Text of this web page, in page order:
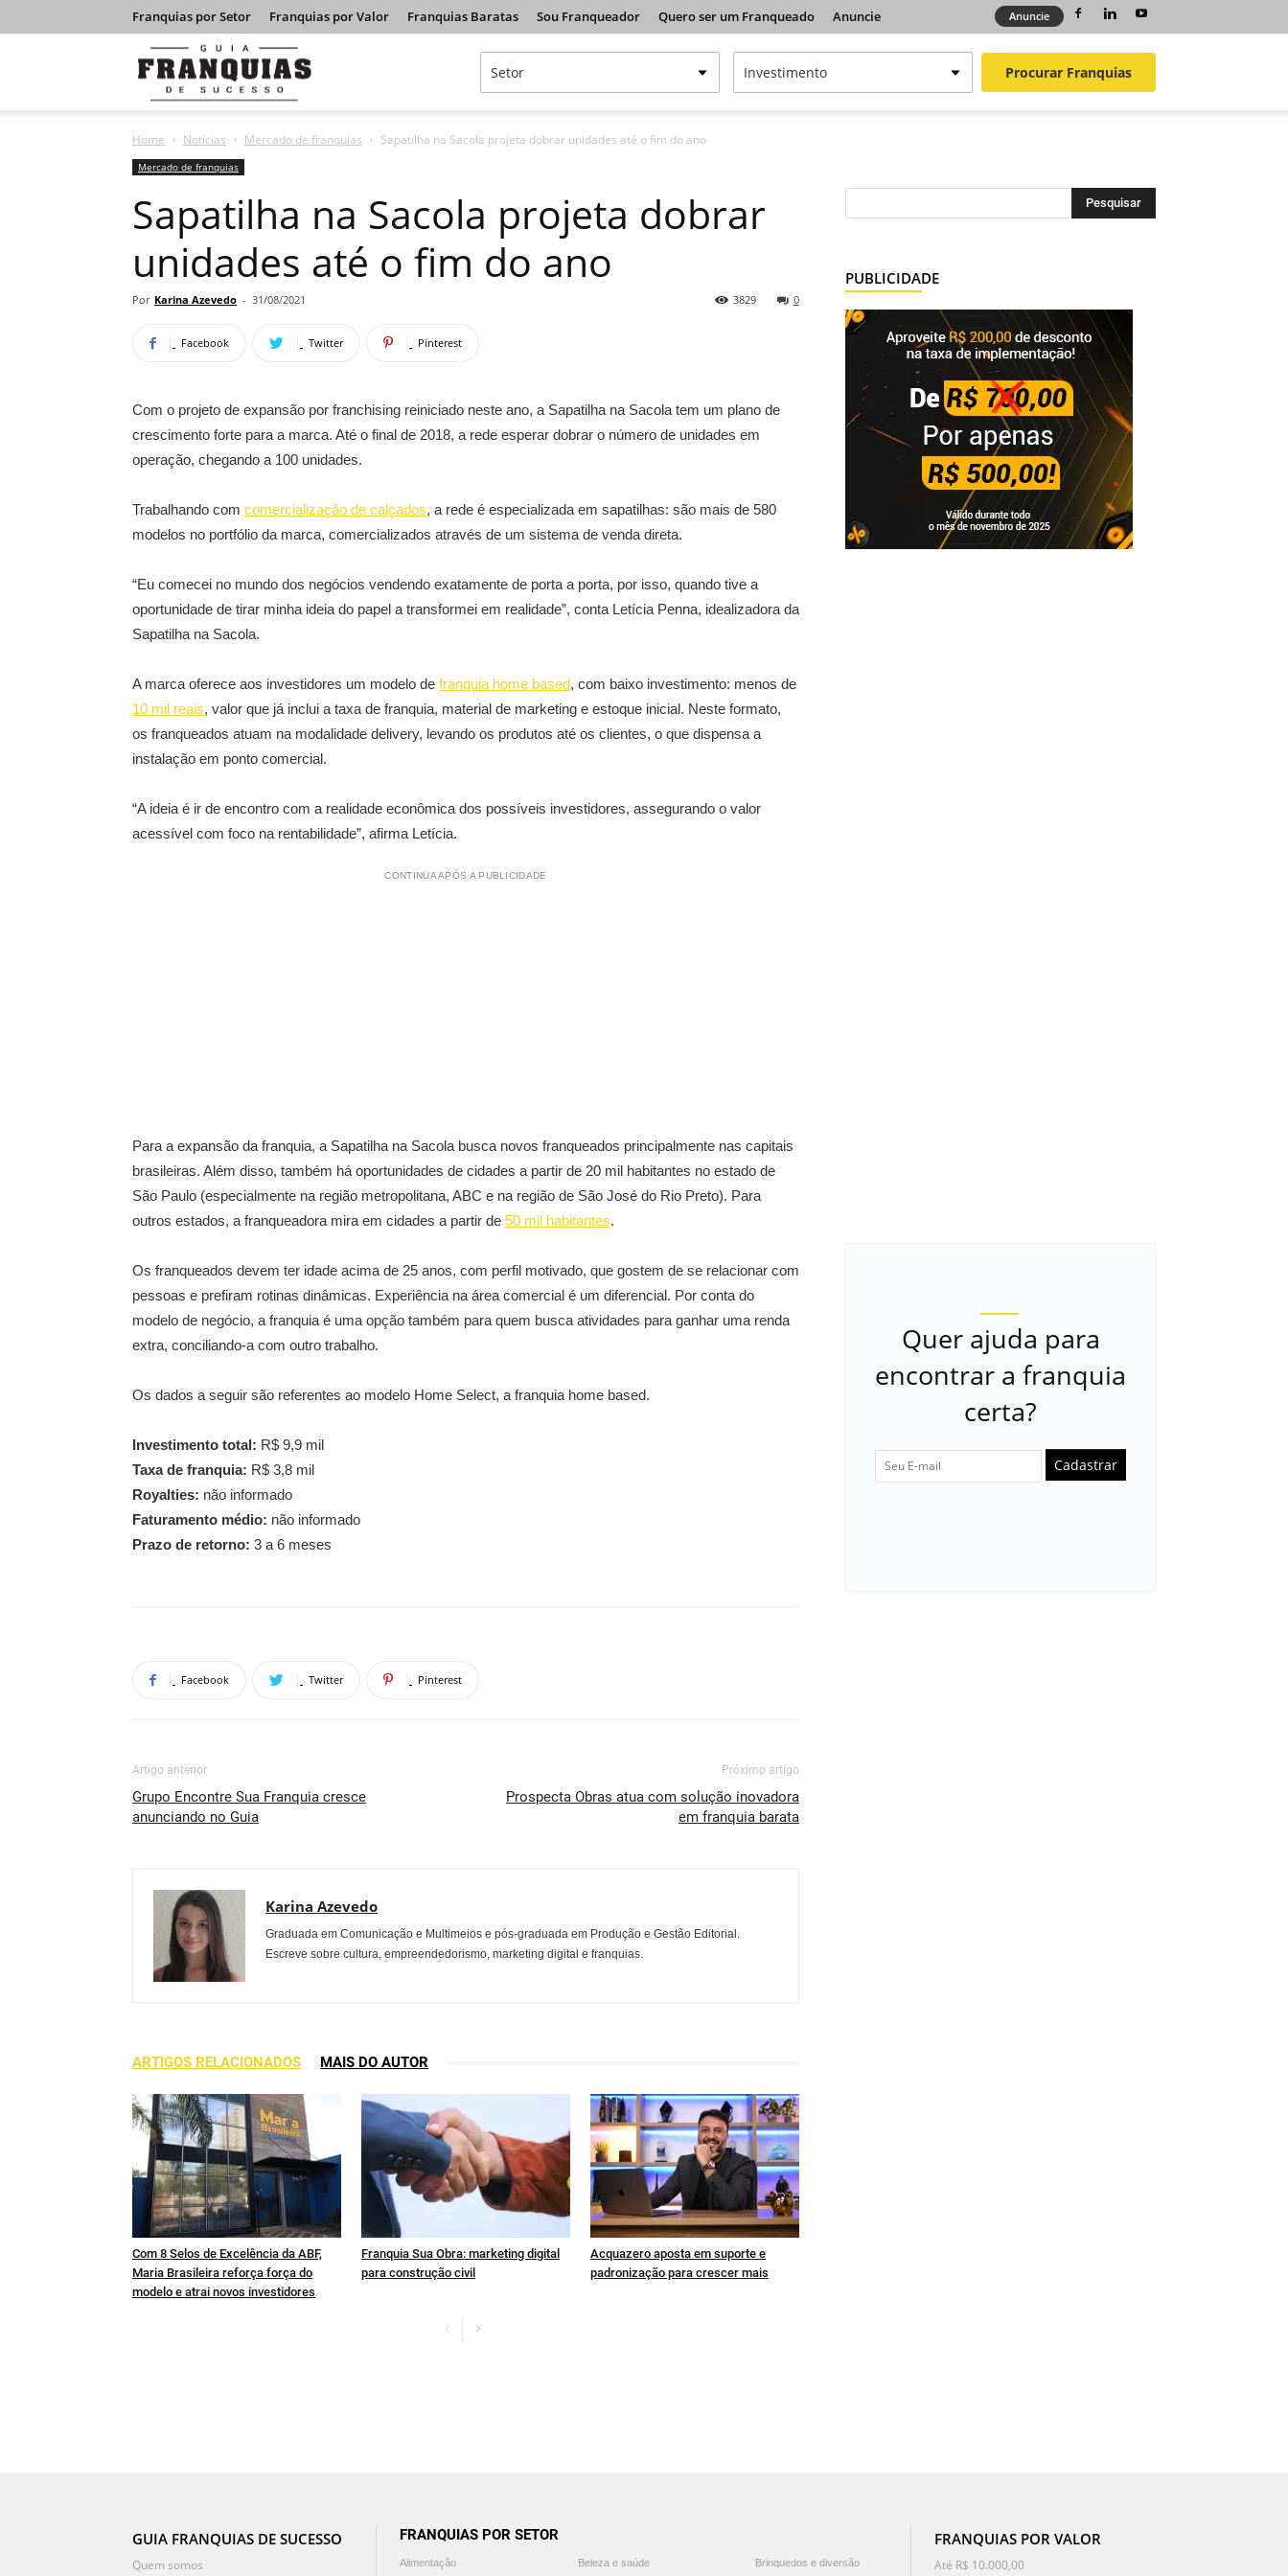
Franquias por Setor Franquias por Valor Franquias Baratas Sou Franqueador Quero ser um Franqueado Anuncie Anuncie
Franquias
Procurar Franquias
Home Notícias Mercado de franquias Sapatilha na Sacola projeta dobrar unidades até o fim do ano
Mercado de franquias
Sapatilha na Sacola projeta dobrar
unidades até o fim do ano
Por Karina Azevedo - 31/08/2021 0
3829
Facebook Twitter Pinterest
Com o projeto de expansão por franchising reiniciado neste ano, a Sapatilha na Sacola tem um plano de
crescimento forte para a marca. Até o final de 2018, a rede esperar dobrar o número de unidades em
operação, chegando a 100 unidades.
Trabalhando com comercialização de calçados, a rede é especializada em sapatilhas: são mais de 580
modelos no portfólio da marca, comercializados através de um sistema de venda direta.
“Eu comecei no mundo dos negócios vendendo exatamente de porta a porta, por isso, quando tive a
oportunidade de tirar minha ideia do papel a transformei em realidade”, conta Letícia Penna, idealizadora da
Sapatilha na Sacola.
A marca oferece aos investidores um modelo de franquia home based, com baixo investimento: menos de
10 mil reais, valor que já inclui a taxa de franquia, material de marketing e estoque inicial. Neste formato,
os franqueados atuam na modalidade delivery, levando os produtos até os clientes, o que dispensa a
instalação em ponto comercial.
“A ideia é ir de encontro com a realidade econômica dos possíveis investidores, assegurando o valor
acessível com foco na rentabilidade”, afirma Letícia.
CONTINUA APÓS A PUBLICIDADE
Para a expansão da franquia, a Sapatilha na Sacola busca novos franqueados principalmente nas capitais
brasileiras. Além disso, também há oportunidades de cidades a partir de 20 mil habitantes no estado de
São Paulo (especialmente na região metropolitana, ABC e na região de São José do Rio Preto). Para
outros estados, a franqueadora mira em cidades a partir de 50 mil habitantes.
Os franqueados devem ter idade acima de 25 anos, com perfil motivado, que gostem de se relacionar com
pessoas e prefiram rotinas dinâmicas. Experiência na área comercial é um diferencial. Por conta do
modelo de negócio, a franquia é uma opção também para quem busca atividades para ganhar uma renda
extra, conciliando-a com outro trabalho.
Os dados a seguir são referentes ao modelo Home Select, a franquia home based.
Investimento total: R$ 9,9 mil
Taxa de franquia: R$ 3,8 mil
Royalties: não informado
Faturamento médio: não informado
Prazo de retorno: 3 a 6 meses
Facebook Twitter Pinterest
Artigo anterior
Grupo Encontre Sua Franquia cresce
anunciando no Guia
Próximo artigo
Prospecta Obras atua com solução inovadora
em franquia barata
Karina Azevedo
Graduada em Comunicação e Multimeios e pós-graduada em Produção e Gestão Editorial.
Escreve sobre cultura, empreendedorismo, marketing digital e franquias.
ARTIGOS RELACIONADOS MAIS DO AUTOR
Com 8 Selos de Excelência da ABF,
Maria Brasileira reforça força do
modelo e atrai novos investidores
Franquia Sua Obra: marketing digital
para construção civil
Acquazero aposta em suporte e
padronização para crescer mais
PUBLICIDADE
Quer ajuda para
encontrar a franquia
certa?
Cadastrar
GUIA FRANQUIAS DE SUCESSO
Quem somos
FRANQUIAS POR SETOR
Alimentação Beleza e saúde Brinquedos e diversão
FRANQUIAS POR VALOR
Até R$ 10.000,00